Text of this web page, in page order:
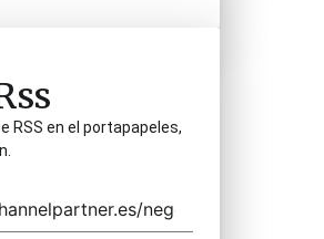
RSS en el portapapeles,